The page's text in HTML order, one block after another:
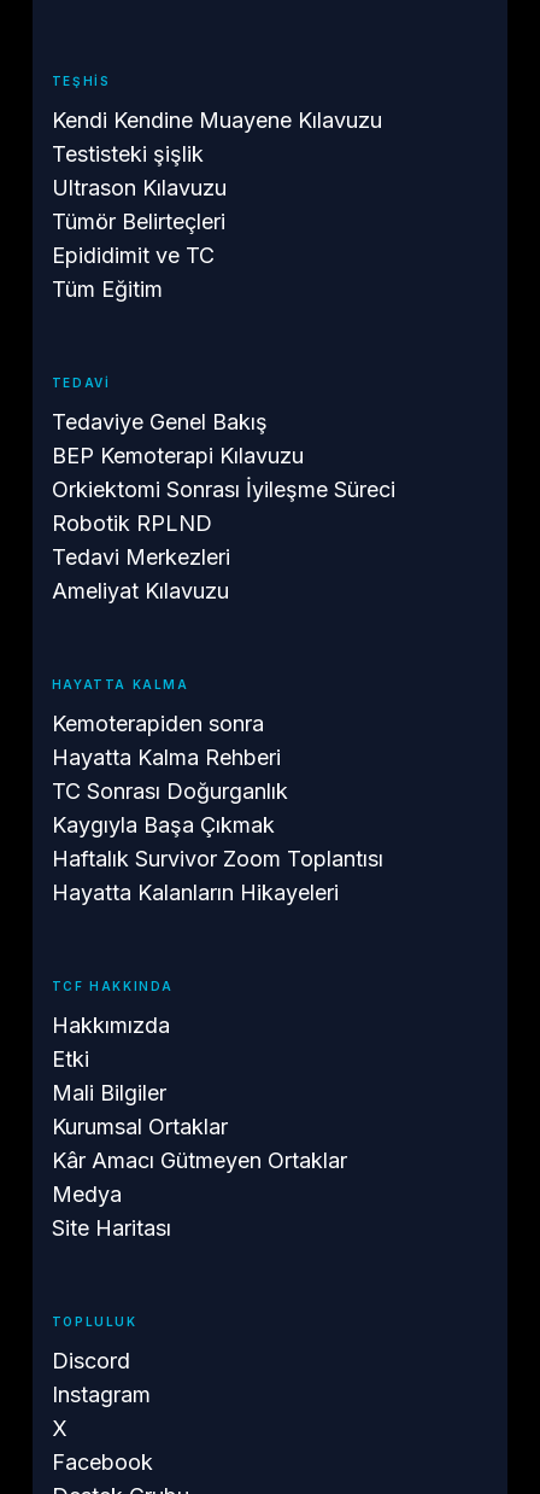
TEŞHIS
Kendi Kendine Muayene Kılavuzu
Testisteki şişlik
Ultrason Kılavuzu
Tümör Belirteçleri
Epididimit ve TC
Tüm Eğitim
TEDAVI
Tedaviye Genel Bakış
BEP Kemoterapi Kılavuzu
Orkiektomi Sonrası İyileşme Süreci
Robotik RPLND
Tedavi Merkezleri
Ameliyat Kılavuzu
HAYATTA KALMA
Kemoterapiden sonra
Hayatta Kalma Rehberi
TC Sonrası Doğurganlık
Kaygıyla Başa Çıkmak
Haftalık Survivor Zoom Toplantısı
Hayatta Kalanların Hikayeleri
TCF HAKKINDA
Hakkımızda
Etki
Mali Bilgiler
Kurumsal Ortaklar
Kâr Amacı Gütmeyen Ortaklar
Medya
Site Haritası
TOPLULUK
Discord
Instagram
X
Facebook